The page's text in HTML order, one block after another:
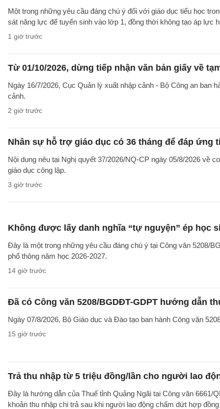
Một trong những yêu cầu đáng chú ý đối với giáo dục tiểu học
sát năng lực để tuyển sinh vào lớp 1, đồng thời không tạo áp
1 giờ trước
Từ 01/10/2026, dừng tiếp nhận văn bản giấy về
Ngày 16/7/2026, Cục Quản lý xuất nhập cảnh - Bộ Công an ban
cảnh.
2 giờ trước
Nhân sự hỗ trợ giáo dục có 36 tháng để đáp
Nội dung nêu tại Nghị quyết 37/2026/NQ-CP ngày 05/8/2026
giáo dục công lập.
3 giờ trước
Không được lấy danh nghĩa “tự nguyện” ép học
Đây là một trong những yêu cầu đáng chú ý tại Công văn 5208/
phổ thông năm học 2026-2027.
14 giờ trước
Đã có Công văn 5208/BGDĐT-GDPT hướng dẫn
Ngày 07/8/2026, Bộ Giáo dục và Đào tạo ban hành Công văn
15 giờ trước
Trả thu nhập từ 5 triệu đồng/lần cho người lao
Đây là hướng dẫn của Thuế tỉnh Quảng Ngãi tại Công văn
khoản thu nhập chi trả sau khi người lao động chấm dứt hợp